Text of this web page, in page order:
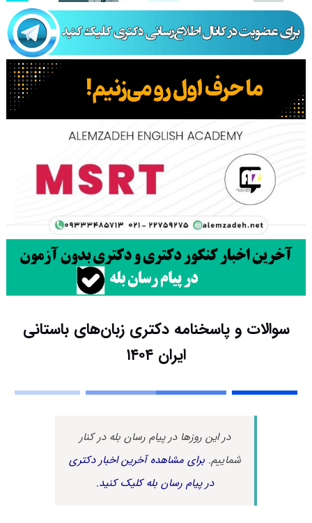
سوالات و پاسخنامه دکتری زبان‌های باستانی
ایران ۱۴۰۴
در این روزها در پیام رسان بله در کنار
شماییم.برای مشاهده آخرین اخبار دکتری
در پیام رسان بله کلیک کنید.